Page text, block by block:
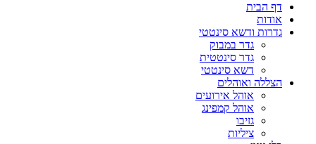
דף הבית
אודות
גדרות ודשא סינטטי
גדר במבוק
גדר סינטטית
דשא סינטטי
הצללה ואוהלים
אוהל אירועים
אוהל קמפינג
גזיבו
ציליות